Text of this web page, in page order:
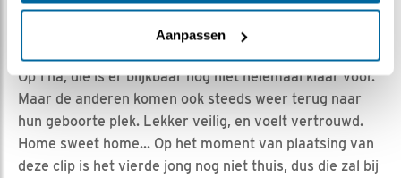
Aanpassen
De jongen verlaten vandaag regelmatig even het nest.
Op 1 na, die is er blijkbaar nog niet helemaal klaar voor.
Maar de anderen komen ook steeds weer terug naar
hun geboorte plek. Lekker veilig, en voelt vertrouwd.
Home sweet home... Op het moment van plaatsing van
deze clip is het vierde jong nog niet thuis, dus die zal bij